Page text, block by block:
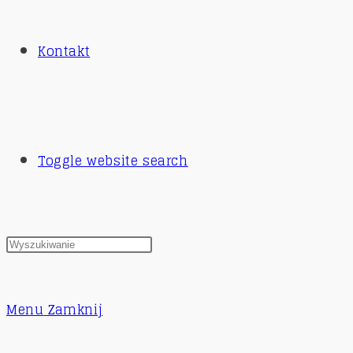
Kontakt
Toggle website search
Menu Zamknij